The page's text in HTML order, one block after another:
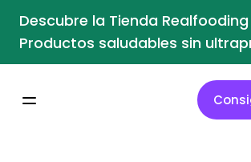
Descubre la Tienda
Productos saludables sin